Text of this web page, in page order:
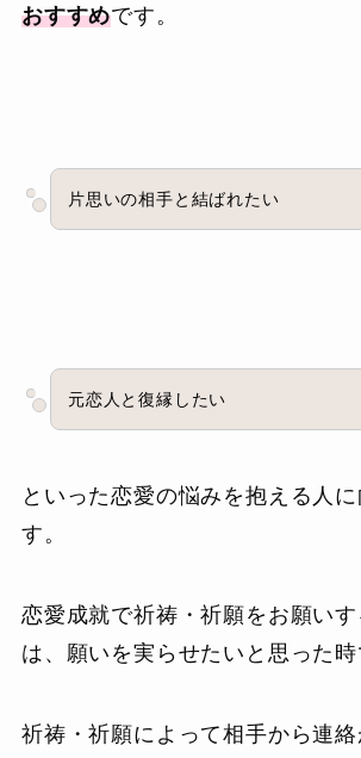
おすすめです。
片思いの相手と結ばれたい
元恋人と復縁したい
といった恋愛の悩みを抱える人に
す。
恋愛成就で祈祷・祈願をお願い
は、願いを実らせたいと思った時
祈祷・祈願によって相手から連